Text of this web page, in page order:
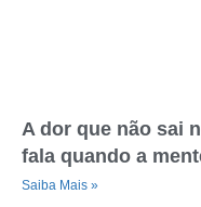
A dor que não sai
fala quando a
Saiba Mais »